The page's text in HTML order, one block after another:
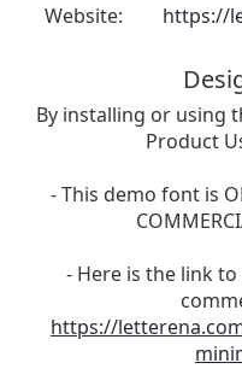
Website:
https://
By installing or using
Product
- This demo font is
- Here is the link
https://